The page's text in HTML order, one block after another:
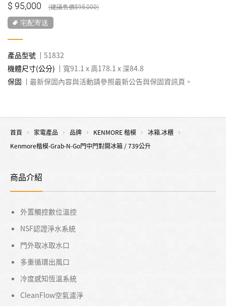
95,000 95,000
宅配寄送
產品型號
51832
機體尺寸(公分)
寬91.1 x 高178.1 x 深84.8
保固
最新保固內容與活動請參照最新公告與保固資訊頁。
首頁 家電產品 品牌 KENMORE 楷模
冰箱.冰櫃
Kenmore楷模-Grab-N-Go門中門對開冰箱 / 739公升
商品介紹
外置觸控數位溫控
NSF認證淨水系統
門外取冰取水口
多重循環出風口
冷度感知恆溫系統
CleanFlow空氣濾淨